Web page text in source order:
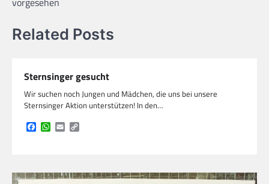
Related Posts
Sternsinger gesucht
Wir suchen noch Jungen und Mädchen, die uns bei unsere
Sternsinger Aktion unterstützen! In den…
Facebook
WhatsApp
Email